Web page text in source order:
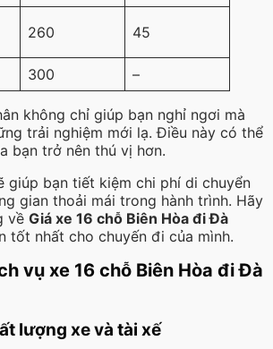
260 45
300 –
không chỉ giúp bạn nghỉ ngơi mà
trải nghiệm mới lạ. Điều này có thể
bạn trở nên thú vị hơn.
giúp bạn tiết kiệm chi phí di chuyển
gian thoải mái trong hành trình. Hãy
về Giá xe 16 chỗ Biên Hòa đi Đà
tốt nhất cho chuyến đi của mình.
vụ xe 16 chỗ Biên Hòa đi Đà
lượng xe và tài xế